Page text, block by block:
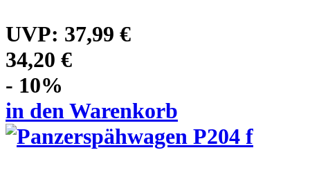
UVP: 37,99 €
34,20 €
- 10%
in den Warenkorb